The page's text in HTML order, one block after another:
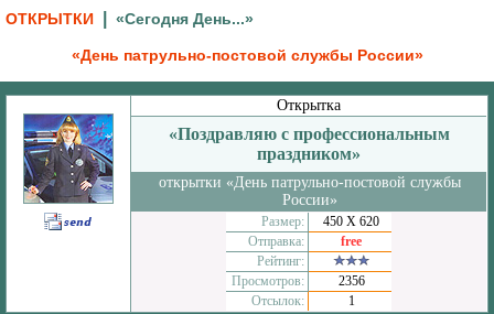
ОТКРЫТКИ «Сегодня День...»
«День патрульно-постовой службы России»
Открытка
«Поздравляю с профессиональным
праздником»
открытки «День патрульно-постовой службы
России»
Размер:
450 Х 620
Отправка:
free
Рейтинг:
Просмотров:
2356
Отсылок:
1